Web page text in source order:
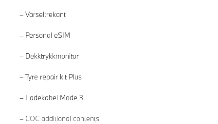
Varseltrekant
Personal eSIM
Dekktrykkmonitor
Tyre repair kit Plus
Ladekabel Mode 3
COC additional contents